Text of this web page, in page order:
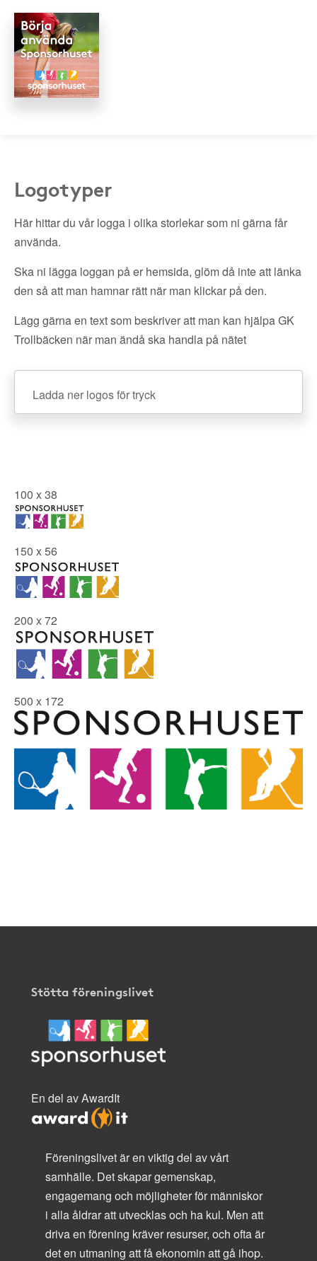
Logotyper
Här hittar du vår logga i olika storlekar som ni gärna får
använda.
Ska ni lägga loggan på er hemsida, glöm då inte att länka
den så att man hamnar rätt när man klickar på den.
Lägg gärna en text som beskriver att man kan hjälpa GK
Trollbäcken när man ändå ska handla på nätet
Ladda ner logos för tryck
100 x 38
150 x 56
200 x 72
500 x 172
Stötta föreningslivet
En del av AwardIt
Föreningslivet är en viktig del av vårt
samhälle. Det skapar gemenskap,
engagemang och möjligheter för människor
i alla åldrar att utvecklas och ha kul. Men att
driva en förening kräver resurser, och ofta är
det en utmaning att få ekonomin att gå ihop.